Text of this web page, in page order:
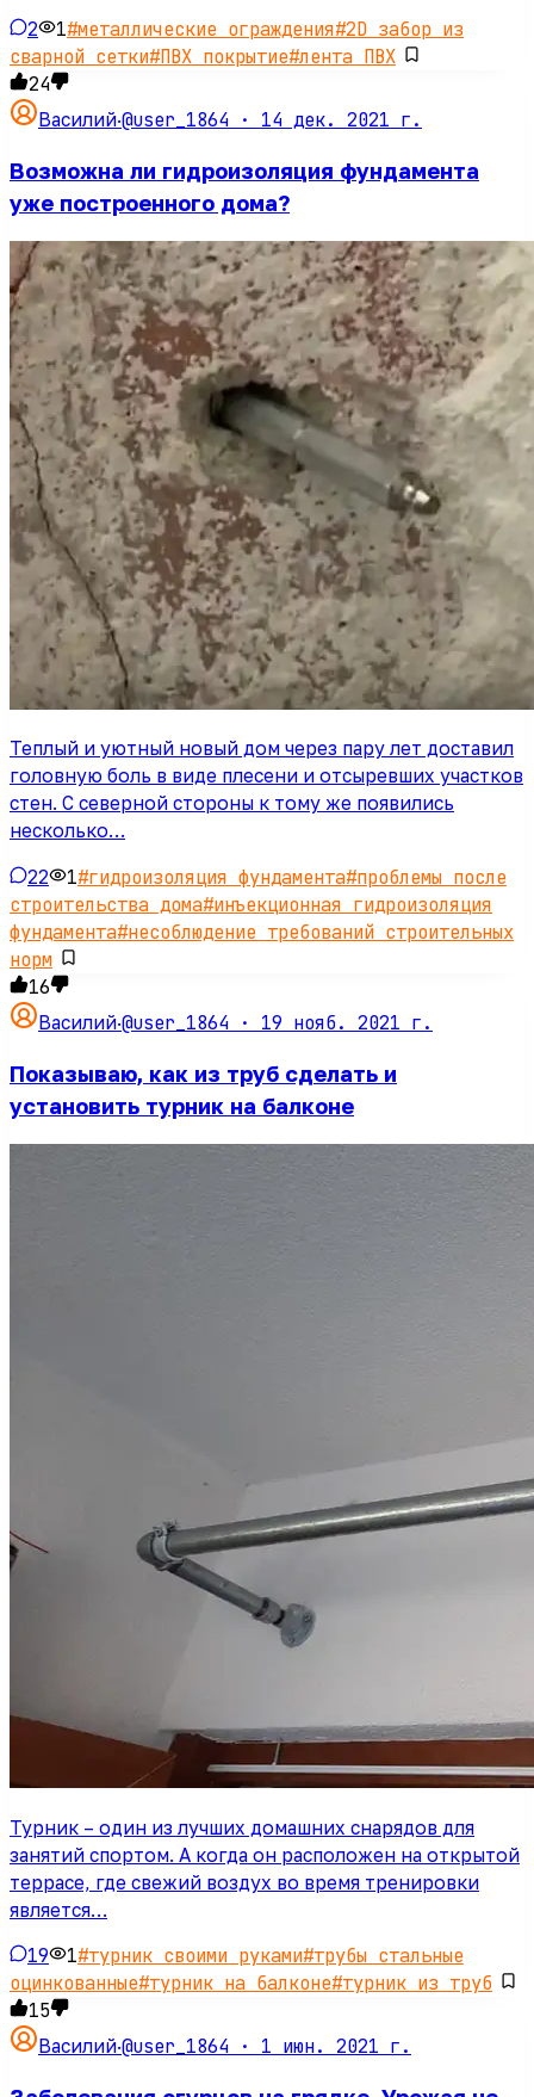
2 1#металлические ограждения#2D забор из
сварной сетки#ПВХ покрытие#лента ПВХ
24
Василий·@user_1864 · 14 дек. 2021 г.
Возможна ли гидроизоляция фундамента
уже построенного дома?
Теплый и уютный новый дом через пару лет доставил
головную боль в виде плесени и отсыревших участков
стен. С северной стороны к тому же появились
несколько…
22 1#гидроизоляция фундамента#проблемы после
строительства дома#инъекционная гидроизоляция
фундамента#несоблюдение требований строительных
норм
16
Василий·@user_1864 · 19 нояб. 2021 г.
Показываю, как из труб сделать и
установить турник на балконе
Турник – один из лучших домашних снарядов для
занятий спортом. А когда он расположен на открытой
террасе, где свежий воздух во время тренировки
является…
19 1#турник своими руками#трубы стальные
оцинкованные#турник на балконе#турник из труб
15
Василий·@user_1864 · 1 июн. 2021 г.